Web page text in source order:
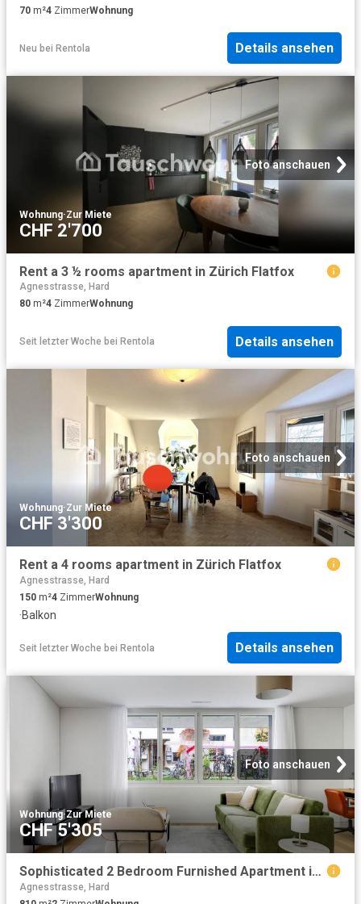
70 m²4 ZimmerWohnung
Neu bei Rentola Details ansehen
Foto anschauen
Wohnung·Zur Miete
CHF 2'700
Rent a 3 ½ rooms apartment in Zürich Flatfox
Agnesstrasse, Hard
80 m²4 ZimmerWohnung
Seit letzter Woche bei Rentola Details ansehen
Foto anschauen
Wohnung·Zur Miete
CHF 3'300
Rent a 4 rooms apartment in Zürich Flatfox
Agnesstrasse, Hard
150 m²4 ZimmerWohnung
·Balkon
Seit letzter Woche bei Rentola Details ansehen
Foto anschauen
Wohnung·Zur Miete
CHF 5'305
Sophisticated 2 Bedroom Furnished Apartment in Enge, Zurich Amsterdam Apartments for Rent
Agnesstrasse, Hard